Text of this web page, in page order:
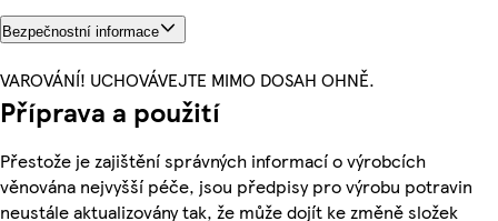
Bezpečnostní informace
VAROVÁNÍ! UCHOVÁVEJTE MIMO DOSAH OHNĚ.
Příprava a použití
Přestože je zajištění správných informací o výrobcích
věnována nejvyšší péče, jsou předpisy pro výrobu potravin
neustále aktualizovány tak, že může dojít ke změně složek